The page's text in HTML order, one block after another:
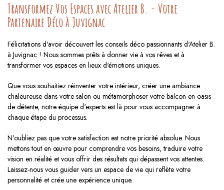
Transformez Vos Espaces avec Atelier B. - Votre
Partenaire Déco à Juvignac
Félicitations d'avoir découvert les conseils déco passionnants d'Atelier B.
à Juvignac ! Nous sommes prêts à donner vie à vos rêves et à
transformer vos espaces en lieux d'émotions uniques.
Que vous souhaitiez réinventer votre intérieur, créer une ambiance
chaleureuse dans votre salon ou métamorphoser votre balcon en oasis
de détente, notre équipe d'experts est là pour vous accompagner à
chaque étape du processus.
N'oubliez pas que votre satisfaction est notre priorité absolue. Nous
mettons tout en œuvre pour comprendre vos besoins, traduire votre
vision en réalité et vous offrir des résultats qui dépassent vos attentes.
Laissez-nous vous guider vers un espace de vie qui reflète votre
personnalité et crée une expérience unique.